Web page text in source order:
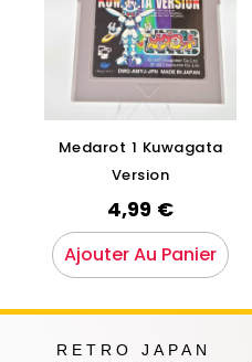
Medarot 1 Kuwagata
Version
4,99 €
Ajouter Au Panier
RETRO JAPAN